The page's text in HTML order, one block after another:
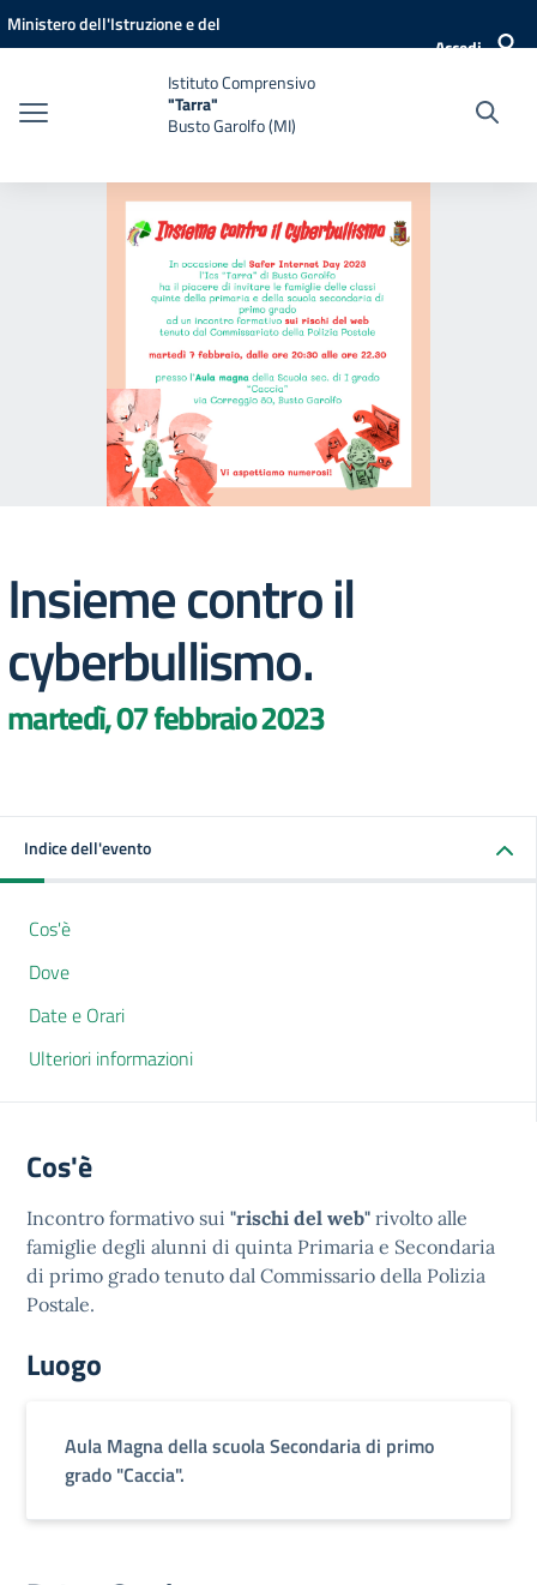
Vai ai contenuti
Vai al menu di navigazione
Vai al footer
Ministero dell'Istruzione e del
Accedi
Istituto Comprensivo
"Tarra"
Busto Garolfo (MI)
Insieme contro il
cyberbullismo.
martedì, 07 febbraio 2023
Indice dell'evento
Cos'è
Dove
Date e Orari
Ulteriori informazioni
Cos'è
Incontro formativo sui "rischi del web" rivolto alle
famiglie degli alunni di quinta Primaria e Secondaria
di primo grado tenuto dal Commissario della Polizia
Postale.
Luogo
Aula Magna della scuola Secondaria di primo
grado "Caccia".